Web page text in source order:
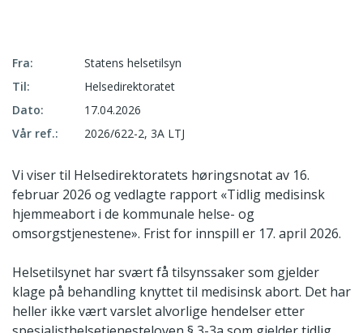
Fra:
Statens helsetilsyn
Til:
Helsedirektoratet
Dato:
17.04.2026
Vår ref.:
2026/622-2, 3A LTJ
Vi viser til Helsedirektoratets høringsnotat av 16.
februar 2026 og vedlagte rapport «Tidlig medisinsk
hjemmeabort i de kommunale helse- og
omsorgstjenestene». Frist for innspill er 17. april 2026.
Helsetilsynet har svært få tilsynssaker som gjelder
klage på behandling knyttet til medisinsk abort. Det har
heller ikke vært varslet alvorlige hendelser etter